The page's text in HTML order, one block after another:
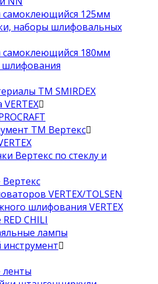
самоклеющийся 125мм
наборы шлифовальных
самоклеющийся 180мм
шлифования
ТМ SMIRDEX
ТМ Вертекс
Вертекс по стеклу и
VERTEX/TOLSEN
шлифования VERTEX
CHILI
лампы
ленты